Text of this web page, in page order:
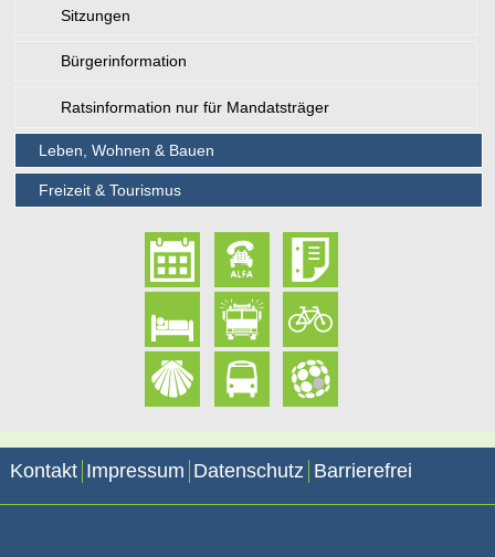
Sitzungen
Bürgerinformation
Ratsinformation nur für Mandatsträger
Leben, Wohnen & Bauen
Freizeit & Tourismus
Kontakt Impressum Datenschutz Barrierefrei